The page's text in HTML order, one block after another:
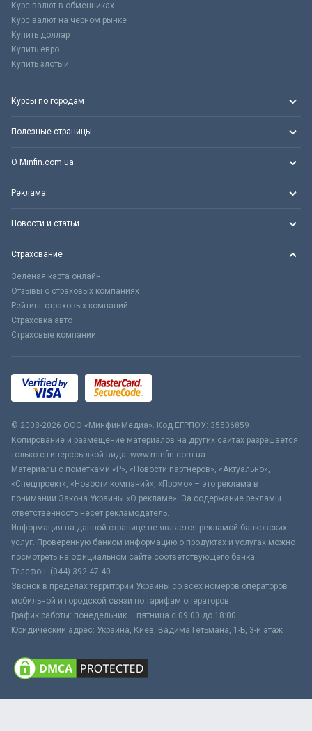
Курс валют в обменниках
Курс валют на черном рынке
Купить доллар
Купить евро
Купить злотый
Курсы по городам
Полезные страницы
О Minfin.com.ua
Реклама
Новости и статьи
Страхование
Зеленая карта онлайн
Отзывы о страховых компаниях
Рейтинг страховых компаний
Страховка авто
Страховые компании
© 2008-2026 ООО «МинфинМедиа». Код ЕГРПОУ: 35506859
Копирование и размещение материалов на других сайтах разрешается
только с гиперссылкой вида: www.minfin.com.ua
Материалы с пометками «Р», «Новости партнёров», «Актуально»,
«Спецпроект», «Новости компаний», «Промо» – это реклама в
понимании Закона Украины «О рекламе». За содержание рекламы
ответственность несёт рекламодатель.
Информация на данной странице не является рекламой банковских
услуг. Проверенную банком информацию о продуктах и услугах можно
посмотреть на официальном сайте соответствующего банка.
Телефон: (044) 392-47-40
Звонок в пределах территории Украины со всех номеров операторов
мобильной и городской связи по тарифам операторов
График работы: понедельник – пятница с 09:00 до 18:00
Юридический адрес: Украина, Киев, Вадима Гетьмана, 1-Б, 3-й этаж